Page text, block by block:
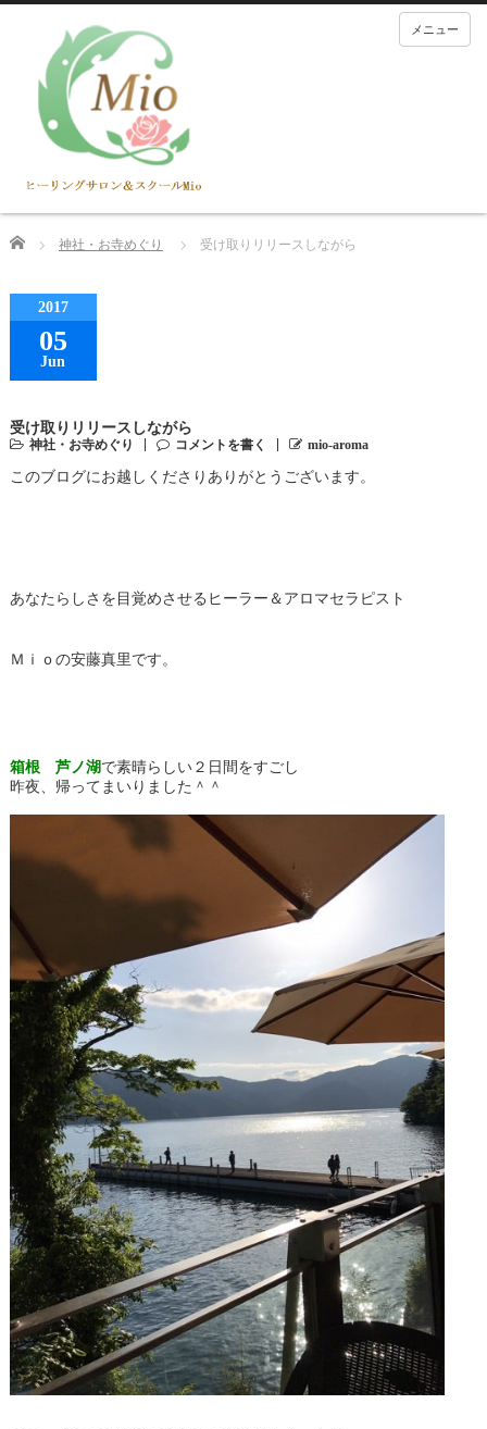
メニュー
Home 神社・お寺めぐり 受け取りリリースしながら
2017
05
Jun
受け取りリリースしながら
神社・お寺めぐり コメントを書く mio-aroma
このブログにお越しくださりありがとうございます。
あなたらしさを目覚めさせるヒーラー＆アロマセラピスト
Ｍｉｏの安藤真里です。
箱根 芦ノ湖 で素晴らしい２日間をすごし
昨夜、帰ってまいりました＾＾